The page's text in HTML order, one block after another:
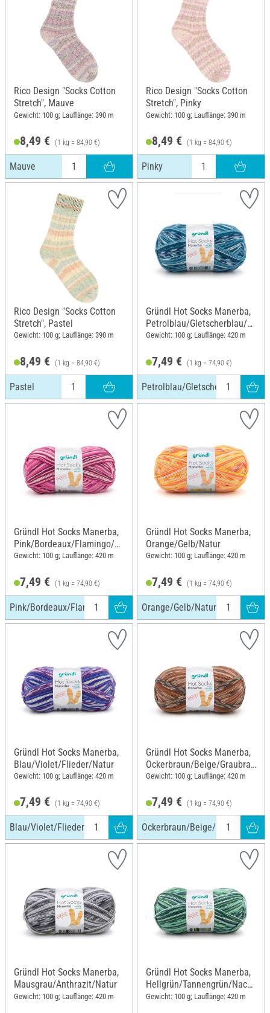
Rico Design "Socks Cotton
Stretch", Mauve
Gewicht: 100 g; Lauflänge: 390 m
8,49 € (1 kg = 84,90 €)
Mauve
Rico Design "Socks Cotton
Stretch", Pinky
Gewicht: 100 g; Lauflänge: 390 m
8,49 € (1 kg = 84,90 €)
Pinky
Rico Design "Socks Cotton
Stretch", Pastel
Gewicht: 100 g; Lauflänge: 390 m
8,49 € (1 kg = 84,90 €)
Pastel
Gründl Hot Socks Manerba,
Petrolblau/Gletscherblau/N
atur
Gewicht: 100 g; Lauflänge: 420 m
7,49 € (1 kg = 74,90 €)
Petrolblau/Gletscherblau/Natur
Gründl Hot Socks Manerba,
Pink/Bordeaux/Flamingo/N
atur
Gewicht: 100 g; Lauflänge: 420 m
7,49 € (1 kg = 74,90 €)
Pink/Bordeaux/Flamingo/Natur
Gründl Hot Socks Manerba,
Orange/Gelb/Natur
Gewicht: 100 g; Lauflänge: 420 m
7,49 € (1 kg = 74,90 €)
Orange/Gelb/Natur
Gründl Hot Socks Manerba,
Blau/Violet/Flieder/Natur
Gewicht: 100 g; Lauflänge: 420 m
7,49 € (1 kg = 74,90 €)
Blau/Violet/Flieder/Natur
Gründl Hot Socks Manerba,
Ockerbraun/Beige/Graubrau
n/Natur
Gewicht: 100 g; Lauflänge: 420 m
7,49 € (1 kg = 74,90 €)
Ockerbraun/Beige/Graubraun/
Gründl Hot Socks Manerba,
Mausgrau/Anthrazit/Natur
Gewicht: 100 g; Lauflänge: 420 m
Gründl Hot Socks Manerba,
Hellgrün/Tannengrün/Nacht
blau/Natur
Gewicht: 100 g; Lauflänge: 420 m